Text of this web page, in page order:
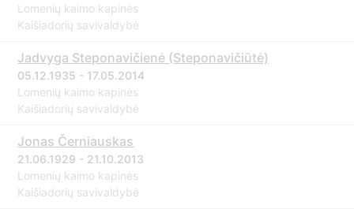
Lomenių kaimo kapinės
Kaišiadorių savivaldybė
Jadvyga Steponavičienė (Steponavičiūtė)
05.12.1935 - 17.05.2014
Lomenių kaimo kapinės
Kaišiadorių savivaldybė
Jonas Černiauskas
21.06.1929 - 21.10.2013
Lomenių kaimo kapinės
Kaišiadorių savivaldybė